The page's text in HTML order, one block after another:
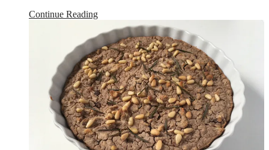
Continue Reading